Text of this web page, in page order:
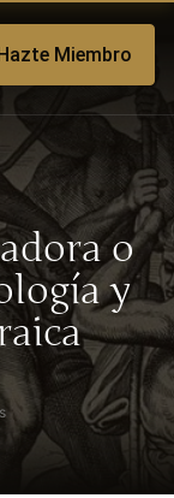
Miembro
o
y